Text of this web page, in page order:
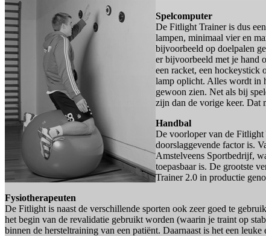
Spelcomputer
De Fitlight Trainer is dus
lampen, minimaal vier en
bijvoorbeeld op doelpalen
er bijvoorbeeld met je hand
een racket, een hockeystick
lamp oplicht. Alles wordt in
gewoon zien. Net als bij
zijn dan de vorige keer. Dat
Handbal
De voorloper van de Fitlight
doorslaggevende factor is.
Amstelveens Sportbedrijf,
toepasbaar is. De grootste
Trainer 2.0 in productie
Fysiotherapeuten
De Fitlight is naast de verschillende sporten ook zeer goed te
het begin van de revalidatie gebruikt worden (waarin je traint op
binnen de hersteltraining van een patiënt. Daarnaast is het een